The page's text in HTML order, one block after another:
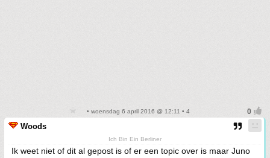
• woensdag 6 april 2016 @ 12:11 • 4
Woods
Ich Bin Ein Berliner
Ik weet niet of dit al gepost is of er een topic over is maar Juno